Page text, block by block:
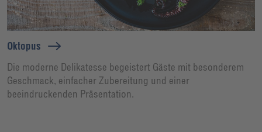
Oktopus
Die moderne Delikatesse begeistert Gäste mit besonderem
Geschmack, einfacher Zubereitung und einer
beeindruckenden Präsentation.